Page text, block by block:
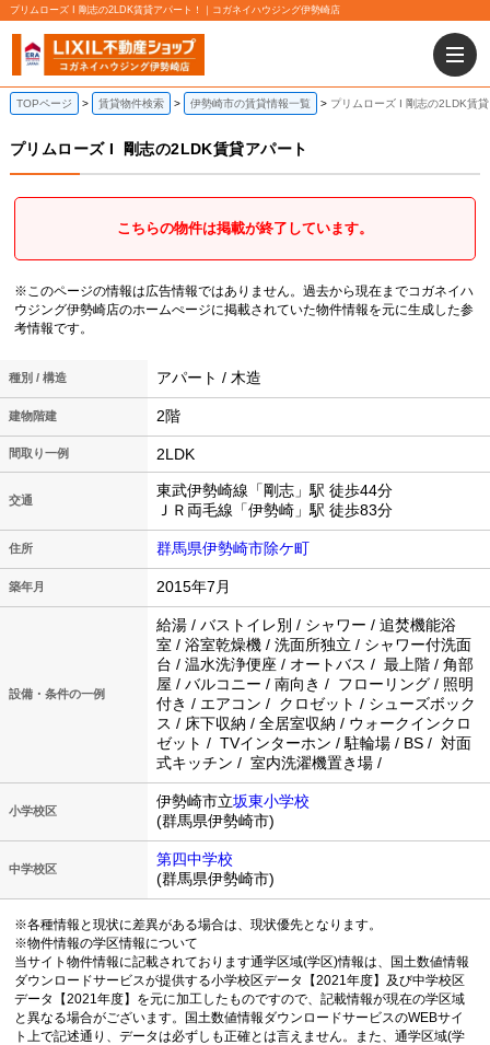
プリムローズ I 剛志の2LDK賃貸アパート！｜コガネイハウジング伊勢崎店
TOPページ 賃貸物件検索 伊勢崎市の賃貸情報一覧 プリムローズ I 剛志の2LDK賃
プリムローズ I 剛志の2LDK賃貸アパート
こちらの物件は掲載が終了しています。
※このページの情報は広告情報ではありません。過去から現在までコガネイハ
ウジング伊勢崎店のホームぺージに掲載されていた物件情報を元に生成した参
考情報です。
種別 / 構造 アパート / 木造
建物階建 2階
間取り一例 2LDK
交通
東武伊勢崎線「剛志」駅 徒歩44分
ＪＲ両毛線「伊勢崎」駅 徒歩83分
住所 群馬県伊勢崎市除ケ町
築年月 2015年7月
設備・条件の一例
給湯 / バストイレ別 / シャワー / 追焚機能浴
室 / 浴室乾燥機 / 洗面所独立 / シャワー付洗面
台 / 温水洗浄便座 / オートバス / 最上階 / 角部
屋 / バルコニー / 南向き / フローリング / 照明
付き / エアコン / クロゼット / シューズボック
ス / 床下収納 / 全居室収納 / ウォークインクロ
ゼット / TVインターホン / 駐輪場 / BS / 対面
式キッチン / 室内洗濯機置き場 /
小学校区
伊勢崎市立坂東小学校
(群馬県伊勢崎市)
中学校区
第四中学校
(群馬県伊勢崎市)
※各種情報と現状に差異がある場合は、現状優先となります。
※物件情報の学区情報について
当サイト物件情報に記載されております通学区域(学区)情報は、国土数値情報
ダウンロードサービスが提供する小学校区データ【2021年度】及び中学校区
データ【2021年度】を元に加工したものですので、記載情報が現在の学区域
と異なる場合がございます。国土数値情報ダウンロードサービスのWEBサイ
ト上で記述通り、データは必ずしも正確とは言えません。また、通学区域(学